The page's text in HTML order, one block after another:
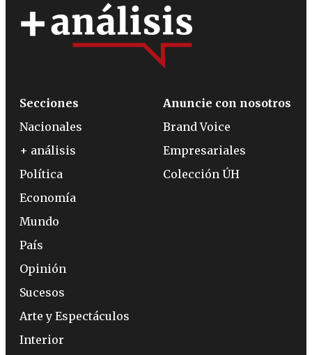
Secciones
Nacionales
+ análisis
Política
Economía
Mundo
País
Opinión
Sucesos
Arte y Espectáculos
Interior
Anuncie con nosotros
Brand Voice
Empresariales
Colección ÚH